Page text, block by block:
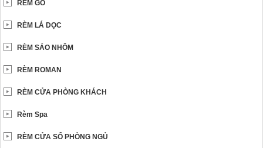
RÈM GỖ
RÈM LÁ DỌC
RÈM SÁO NHÔM
RÈM ROMAN
RÈM CỬA PHÒNG KHÁCH
Rèm Spa
RÈM CỬA SỔ PHÒNG NGỦ